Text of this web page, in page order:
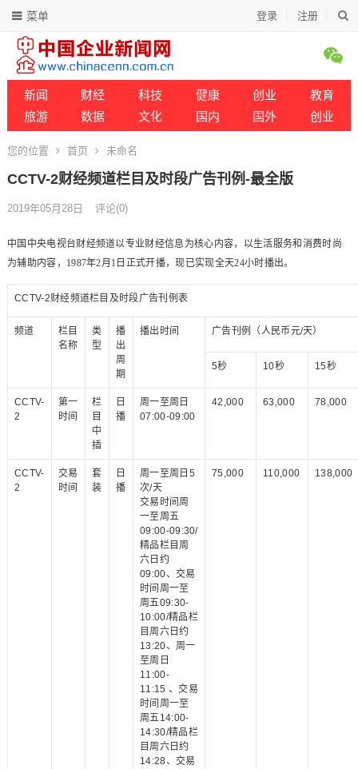
登录 注册
菜单
新闻 财经 科技 健康 创业
教育
旅游
数据 文化 国内 国外 创业
您的位置 首页 未命名
CCTV-2财经频道栏目及时段广告刊例-最全版
2019年05月28日 评论(0)
中国中央电视台财经频道以专业财经信息为核心内容，以生活服务和消费时尚
为辅助内容，1987年2月1日正式开播，现已实现全天24小时播出。
CCTV-2财经频道栏目及时段广告刊例表
频道
栏目
名称
类
型
播
出
周
期
播出时间 广告刊例（人民币元/天）
5秒 10秒 15秒
CCTV-
2
第一
时间
栏
目
中
插
日
播
周一至周日
07:00-09:00
42,000 63,000 78,000
CCTV-
2
交易
时间
套
装
日
播
周一至周日5
次/天
交易时间周
一至周五
09:00-09:30/
精品栏目周
六日约
09:00、交易
时间周一至
周五09:30-
10:00/精品栏
目周六日约
13:20、周一
至周日
11:00-
11:15 、交易
时间周一至
周五14:00-
14:30/精品栏
目周六日约
14:28、交易
75,000 110,000 138,000